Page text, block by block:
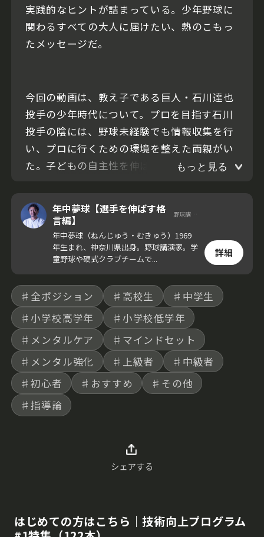
実践的なヒントが詰まっている。少年野球に
関わるすべての大人に届けたい、熱のこもっ
たメッセージだ。
今回の動画は、教え子である巨人・石川達也
投手の少年時代について。プロを目指す石川
投手の陰には、野球未経験でも情報収集を行
い、プロに行くための環境を整えた両親がい
た。子どもの自主性を伸ばすための大人の関
もっと見る
年中夢球【選手を伸ばす格
言編】
野球講演家
年中夢球（ねんじゅう・むきゅう）1969
年生まれ、神奈川県出身。野球講演家。学
童野球や硬式クラブチームで...
詳細
♯全ポジション ♯高校生
♯中学生
♯小学校高学年
♯小学校低学年
♯メンタルケア
♯マインドセット
♯メンタル強化
♯上級者
♯中級者
♯初心者
♯おすすめ
♯その他
♯指導論
シェアする
はじめての方はこちら｜技術向上プログラム